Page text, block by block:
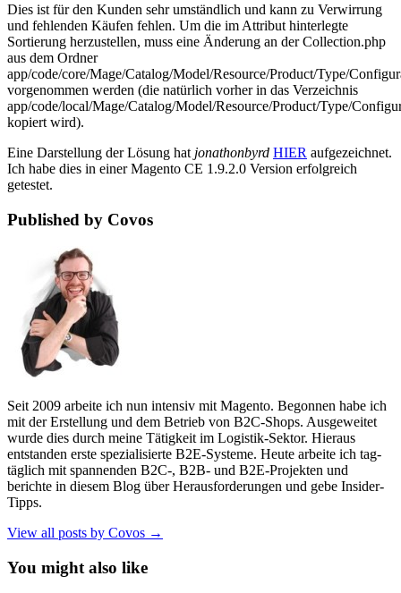
Dies ist für den Kunden sehr umständlich und kann zu Verwirrung
und fehlenden Käufen fehlen. Um die im Attribut hinterlegte
Sortierung herzustellen, muss eine Änderung an der Collection.php
aus dem Ordner
app/code/core/Mage/Catalog/Model/Resource/Product/Type/
vorgenommen werden (die natürlich vorher in das Verzeichnis
app/code/local/Mage/Catalog/Model/Resource/Product/Type/
kopiert wird).
Eine Darstellung der Lösung hat jonathonbyrd HIER aufgezeichnet.
Ich habe dies in einer Magento CE 1.9.2.0 Version erfolgreich
getestet.
Published by Covos
Seit 2009 arbeite ich nun intensiv mit Magento. Begonnen habe ich
mit der Erstellung und dem Betrieb von B2C-Shops. Ausgeweitet
wurde dies durch meine Tätigkeit im Logistik-Sektor. Hieraus
entstanden erste spezialisierte B2E-Systeme. Heute arbeite ich tag-
täglich mit spannenden B2C-, B2B- und B2E-Projekten und
berichte in diesem Blog über Herausforderungen und gebe Insider-
Tipps.
View all posts by Covos →
You might also like